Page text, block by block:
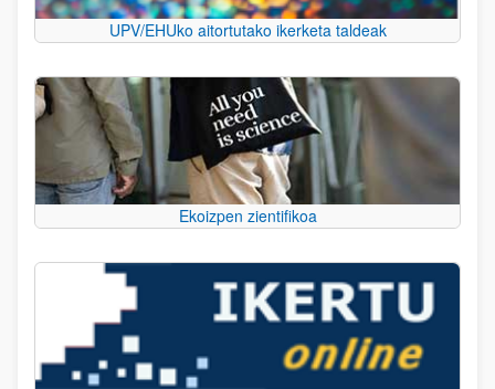
UPV/EHUko aitortutako ikerketa taldeak
Ekoizpen zientifikoa